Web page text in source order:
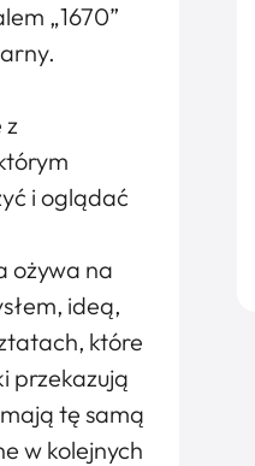
„1670”
z
i oglądać
ożywa na
ideą,
które
przekazują
tę samą
w kolejnych